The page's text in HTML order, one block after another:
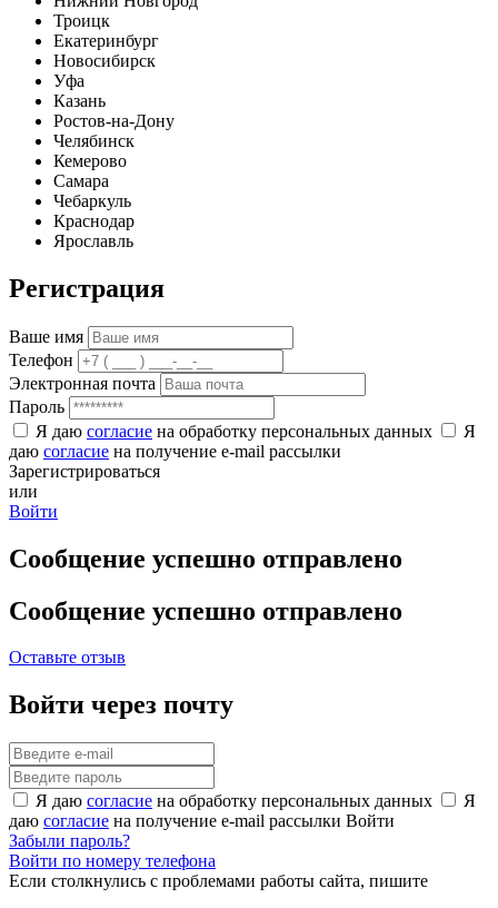
Троицк
Екатеринбург
Новосибирск
Уфа
Казань
Ростов-на-Дону
Челябинск
Кемерово
Самара
Чебаркуль
Краснодар
Ярославль
Регистрация
Ваше имя
Телефон
Электронная почта
Пароль
Я даю согласие на обработку персональных данных
Я
даю согласие на получение e-mail рассылки
Зарегистрироваться
или
Войти
Сообщение успешно отправлено
Сообщение успешно отправлено
Оставьте отзыв
Войти через почту
Я даю согласие на обработку персональных данных
Я
даю согласие на получение e-mail рассылки Войти
Забыли пароль?
Войти по номеру телефона
Если столкнулись с проблемами работы сайта, пишите